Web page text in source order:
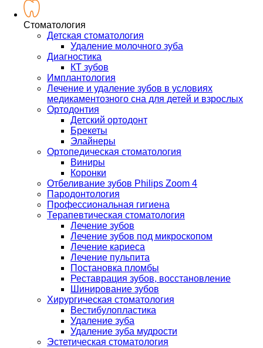
Стоматология
Детская стоматология
Удаление молочного зуба
Диагностика
КТ зубов
Имплантология
Лечение и удаление зубов в условиях
медикаментозного сна для детей и взрослых
Ортодонтия
Детский ортодонт
Брекеты
Элайнеры
Ортопедическая стоматология
Виниры
Коронки
Отбеливание зубов Philips Zoom 4
Пародонтология
Профессиональная гигиена
Терапевтическая стоматология
Лечение зубов
Лечение зубов под микроскопом
Лечение кариеса
Лечение пульпита
Постановка пломбы
Реставрация зубов, восстановление
Шинирование зубов
Хирургическая стоматология
Вестибулопластика
Удаление зуба
Удаление зуба мудрости
Эстетическая стоматология